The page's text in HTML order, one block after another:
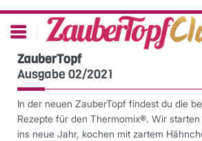
ZauberTopf
Ausgabe 02/2021
In der neuen ZauberTopf findest du die
Rezepte für den Thermomix®. Wir
ins neue Jahr, kochen mit zartem